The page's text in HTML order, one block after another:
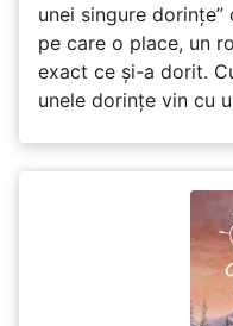
unei singure
pe care o place, un
exact ce și-a dorit.
unele dorințe vin cu